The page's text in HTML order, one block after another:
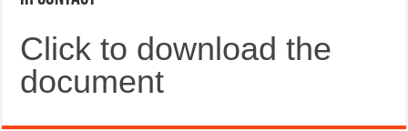
Click to download the
document